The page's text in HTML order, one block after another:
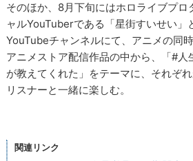
そのほか、8月下旬にはホロライブプロ
ャルYouTuberである「星街すいせい」
YouTubeチャンネルにて、アニメの同
アニメストア配信作品の中から、「#人
が教えてくれた」をテーマに、それぞ
リスナーと一緒に楽しむ。
関連リンク